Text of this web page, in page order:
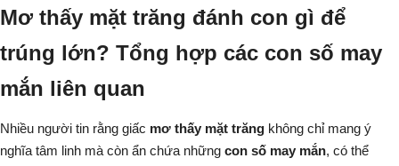
Mơ thấy mặt trăng đánh con gì để
trúng lớn? Tổng hợp các con số may
mắn liên quan
Nhiều người tin rằng giấc mơ thấy mặt trăng không chỉ mang ý
nghĩa tâm linh mà còn ẩn chứa những con số may mắn, có thể